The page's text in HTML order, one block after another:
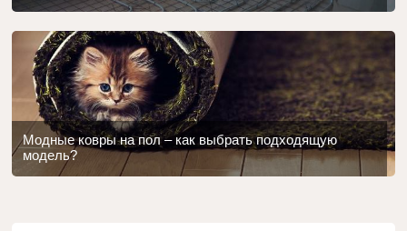
Модные ковры на пол – как выбрать подходящую
модель?